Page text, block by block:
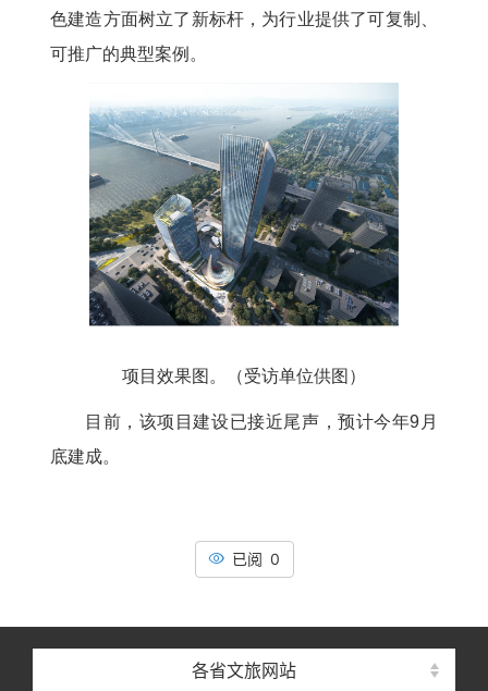
色建造方面树立了新标杆，为行业提供了可复制、
可推广的典型案例。
项目效果图。（受访单位供图）
目前，该项目建设已接近尾声，预计今年9月
底建成。
已阅 0
各省文旅网站